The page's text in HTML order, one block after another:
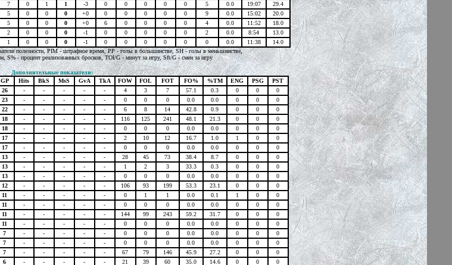
7 0 1 1 -3 0 0 0 0 0 5 0.0 19:07
29.4
5 0 0 0 +0 0 0 0 0 0 9 0.0 15:02
20.0
5 0 0 0 +0 6 0 0 0 0 4 0.0 11:52
18.0
2 0 0 0 -1 0 0 0 0 0 2 0.0 8:54
13.0
1 0 0 0 -1 0 0 0 0 0 0 0.0 11:38
14.0
полезности, PIM - штрафное время, PP - голы в большинстве, SH - голы в меньшинстве,
S% - процент реализованных бросков, TOI/G - минут за игру, Sft/G - смен за игру
Дополнительные показатели:
GP Hits BkS MsS GvA TkA FOW FOL FOT FO% %TM ENG PSG
PST
26 - - - - - 4 3 7 57.1 0.3 0 0
0
23 - - - - - 0 0 0 0.0 0.0 0 0
0
22 - - - - - 6 8 14 42.8 0.9 0 0
0
18 - - - - - 116 125 241 48.1 21.3 0 0
0
18 - - - - - 0 0 0 0.0 0.0 0 0
0
17 - - - - - 2 10 12 16.7 1.0 1 0
0
17 - - - - - 0 0 0 0.0 0.0 0 0
0
13 - - - - - 28 45 73 38.4 8.7 0 0
0
13 - - - - - 1 2 3 33.3 0.3 0 0
0
13 - - - - - 0 0 0 0.0 0.0 0 0
0
12 - - - - - 106 93 199 53.3 23.1 0 0
0
11 - - - - - 0 1 1 0.0 0.1 1 0
0
11 - - - - - 0 0 0 0.0 0.0 0 0
0
11 - - - - - 144 99 243 59.2 31.7 0 0
0
11 - - - - - 0 0 0 0.0 0.0 0 0
0
7 - - - - - 0 0 0 0.0 0.0 0 0
0
7 - - - - - 0 0 0 0.0 0.0 0 0
0
7 - - - - - 67 79 146 45.9 27.2 0 0
0
6 - - - - - 21 39 60 35.0 14.6 0 0 0